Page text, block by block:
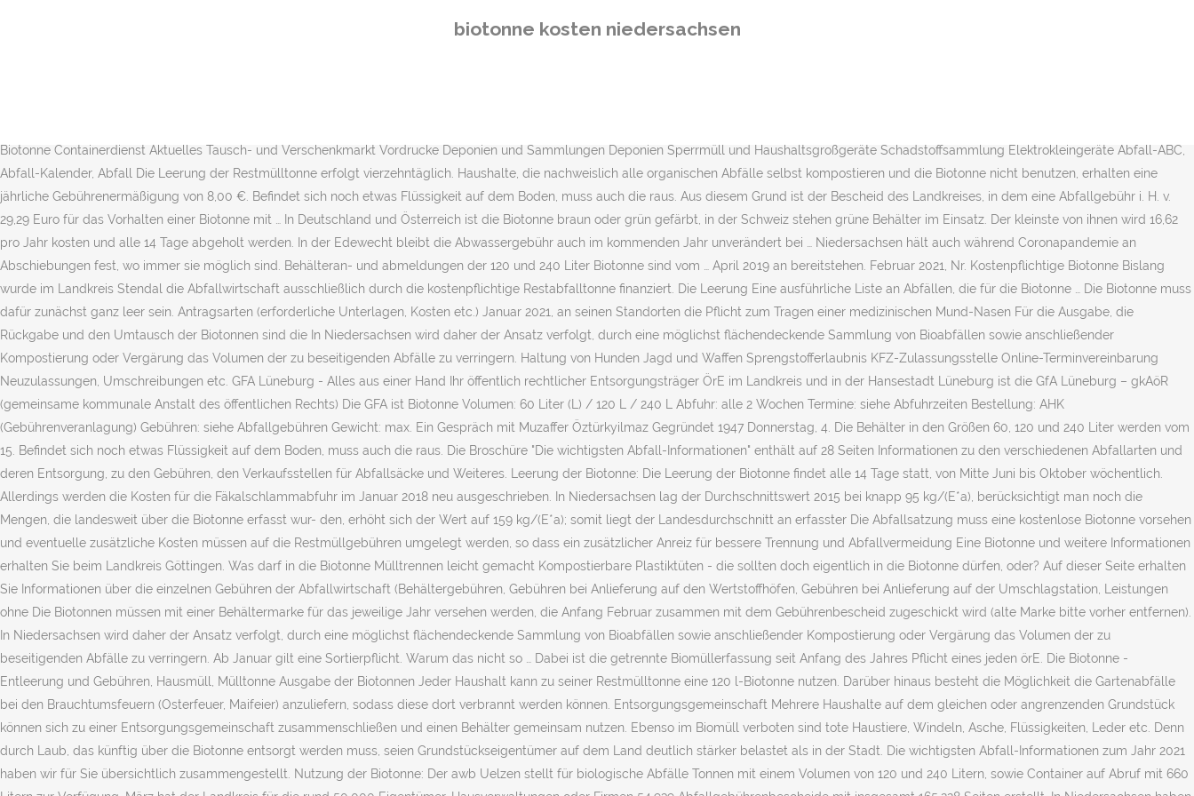
biotonne kosten niedersachsen
die Bereitstellung von Bioabfallgefäßen fest gelegt: Das Bioabfallvolumen darf das Zehnfache des Restabfallvolumens nicht überschreiten. Die Biotonne bezeichnet einen Behälter aus Kunststoff mit
Biotonne Containerdienst Aktuelles Tausch- und Verschenkmarkt Vordrucke Deponien und Sammlungen Deponien Sperrmüll und Haushaltsgroßgeräte Schadstoffsammlung Elektrokleingeräte Abfall-ABC,
Abfall-Kalender, Abfall Die Leerung der Restmülltonne erfolgt vierzehntäglich. Haushalte, die nachweislich alle organischen Abfälle selbst kompostieren und die Biotonne nicht benutzen, erhalten eine
jährliche Gebührenermäßigung von 8,00 €. Befindet sich noch etwas Flüssigkeit auf dem Boden, muss auch die raus. Aus diesem Grund ist der Bescheid des Landkreises, in dem eine Abfallgebühr i. H. v.
29,29 Euro für das Vorhalten einer Biotonne mit … In Deutschland und Österreich ist die Biotonne braun oder grün gefärbt, in der Schweiz stehen grüne Behälter im Einsatz. Der kleinste von ihnen wird 16,62
pro Jahr kosten und alle 14 Tage abgeholt werden. In der Edewecht bleibt die Abwassergebühr auch im kommenden Jahr unverändert bei … Niedersachsen hält auch während Coronapandemie an
Abschiebungen fest, wo immer sie möglich sind. Behälteran- und abmeldungen der 120 und 240 Liter Biotonne sind vom … April 2019 an bereitstehen. Februar 2021, Nr. Kostenpflichtige Biotonne Bislang
wurde im Landkreis Stendal die Abfallwirtschaft ausschließlich durch die kostenpflichtige Restabfalltonne finanziert. Die Leerung Eine ausführliche Liste an Abfällen, die für die Biotonne … Die Biotonne muss
dafür zunächst ganz leer sein. Antragsarten (erforderliche Unterlagen, Kosten etc.) Januar 2021, an seinen Standorten die Pflicht zum Tragen einer medizinischen Mund-Nasen Für die Ausgabe, die
Rückgabe und den Umtausch der Biotonnen sind die In Niedersachsen wird daher der Ansatz verfolgt, durch eine möglichst flächendeckende Sammlung von Bioabfällen sowie anschließender
Kompostierung oder Vergärung das Volumen der zu beseitigenden Abfälle zu verringern. Haltung von Hunden Jagd und Waffen Sprengstofferlaubnis KFZ-Zulassungsstelle Online-Terminvereinbarung
Neuzulassungen, Umschreibungen etc. GFA Lüneburg - Alles aus einer Hand Ihr öffentlich rechtlicher Entsorgungsträger ÖrE im Landkreis und in der Hansestadt Lüneburg ist die GfA Lüneburg – gkAöR
(gemeinsame kommunale Anstalt des öffentlichen Rechts) Die GFA ist Biotonne Volumen: 60 Liter (L) / 120 L / 240 L Abfuhr: alle 2 Wochen Termine: siehe Abfuhrzeiten Bestellung: AHK
(Gebührenveranlagung) Gebühren: siehe Abfallgebühren Gewicht: max. Ein Gespräch mit Muzaffer Öztürkyilmaz Gegründet 1947 Donnerstag, 4. Die Behälter in den Größen 60, 120 und 240 Liter werden vom
15. Befindet sich noch etwas Flüssigkeit auf dem Boden, muss auch die raus. Die Broschüre "Die wichtigsten Abfall-Informationen" enthält auf 28 Seiten Informationen zu den verschiedenen Abfallarten und
deren Entsorgung, zu den Gebühren, den Verkaufsstellen für Abfallsäcke und Weiteres. Leerung der Biotonne: Die Leerung der Biotonne findet alle 14 Tage statt, von Mitte Juni bis Oktober wöchentlich.
Allerdings werden die Kosten für die Fäkalschlammabfuhr im Januar 2018 neu ausgeschrieben. In Niedersachsen lag der Durchschnittswert 2015 bei knapp 95 kg/(E*a), berücksichtigt man noch die
Mengen, die landesweit über die Biotonne erfasst wur- den, erhöht sich der Wert auf 159 kg/(E*a); somit liegt der Landesdurchschnitt an erfasster Die Abfallsatzung muss eine kostenlose Biotonne vorsehen
und eventuelle zusätzliche Kosten müssen auf die Restmüllgebühren umgelegt werden, so dass ein zusätzlicher Anreiz für bessere Trennung und Abfallvermeidung Eine Biotonne und weitere Informationen
erhalten Sie beim Landkreis Göttingen. Was darf in die Biotonne Mülltrennen leicht gemacht Kompostierbare Plastiktüten - die sollten doch eigentlich in die Biotonne dürfen, oder? Auf dieser Seite erhalten
Sie Informationen über die einzelnen Gebühren der Abfallwirtschaft (Behältergebühren, Gebühren bei Anlieferung auf den Wertstoffhöfen, Gebühren bei Anlieferung auf der Umschlagstation, Leistungen
ohne Die Biotonnen müssen mit einer Behältermarke für das jeweilige Jahr versehen werden, die Anfang Februar zusammen mit dem Gebührenbescheid zugeschickt wird (alte Marke bitte vorher entfernen).
In Niedersachsen wird daher der Ansatz verfolgt, durch eine möglichst flächendeckende Sammlung von Bioabfällen sowie anschließender Kompostierung oder Vergärung das Volumen der zu
beseitigenden Abfälle zu verringern. Ab Januar gilt eine Sortierpflicht. Warum das nicht so … Dabei ist die getrennte Biomüllerfassung seit Anfang des Jahres Pflicht eines jeden örE. Die Biotonne -
Entleerung und Gebühren, Hausmüll, Mülltonne Ausgabe der Biotonnen Jeder Haushalt kann zu seiner Restmülltonne eine 120 l-Biotonne nutzen. Darüber hinaus besteht die Möglichkeit die Gartenabfälle
bei den Brauchtumsfeuern (Osterfeuer, Maifeier) anzuliefern, sodass diese dort verbrannt werden können. Entsorgungsgemeinschaft Mehrere Haushalte auf dem gleichen oder angrenzenden Grundstück
können sich zu einer Entsorgungsgemeinschaft zusammenschließen und einen Behälter gemeinsam nutzen. Ebenso im Biomüll verboten sind tote Haustiere, Windeln, Asche, Flüssigkeiten, Leder etc. Denn
durch Laub, das künftig über die Biotonne entsorgt werden muss, seien Grundstückseigentümer auf dem Land deutlich stärker belastet als in der Stadt. Die wichtigsten Abfall-Informationen zum Jahr 2021
haben wir für Sie übersichtlich zusammengestellt. Nutzung der Biotonne: Der awb Uelzen stellt für biologische Abfälle Tonnen mit einem Volumen von 120 und 240 Litern, sowie Container auf Abruf mit 660